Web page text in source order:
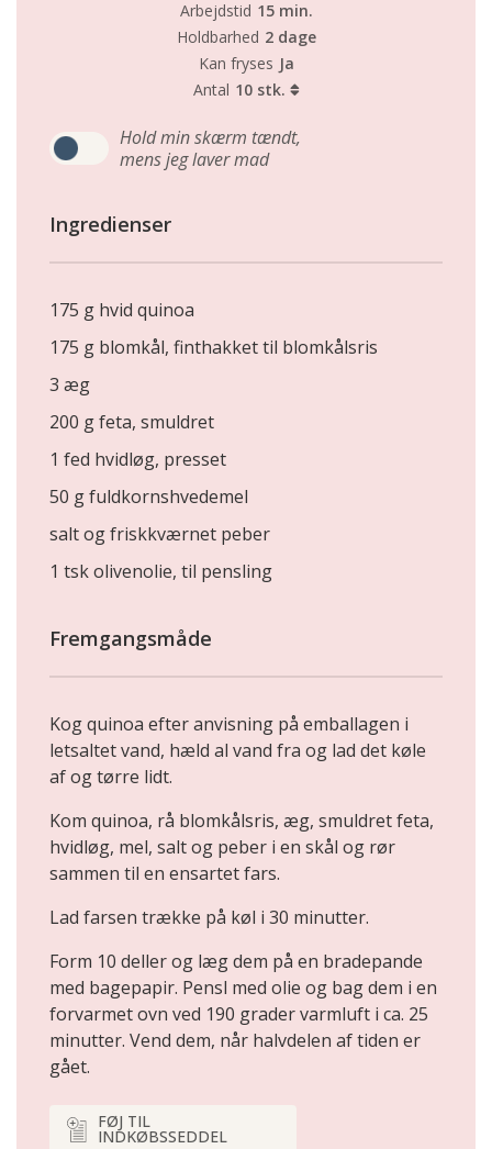
Arbejdstid 15 min.
Holdbarhed 2 dage
Kan fryses Ja
Antal 10 stk.
Hold min skærm tændt,
mens jeg laver mad
Ingredienser
175 g hvid quinoa
175 g blomkål, finthakket til blomkålsris
3 æg
200 g feta, smuldret
1 fed hvidløg, presset
50 g fuldkornshvedemel
salt og friskkværnet peber
1 tsk olivenolie, til pensling
Fremgangsmåde
Kog quinoa efter anvisning på emballagen i
letsaltet vand, hæld al vand fra og lad det køle
af og tørre lidt.
Kom quinoa, rå blomkålsris, æg, smuldret feta,
hvidløg, mel, salt og peber i en skål og rør
sammen til en ensartet fars.
Lad farsen trække på køl i 30 minutter.
Form 10 deller og læg dem på en bradepande
med bagepapir. Pensl med olie og bag dem i en
forvarmet ovn ved 190 grader varmluft i ca. 25
minutter. Vend dem, når halvdelen af tiden er
gået.
FØJ TIL
INDKØBSSEDDEL